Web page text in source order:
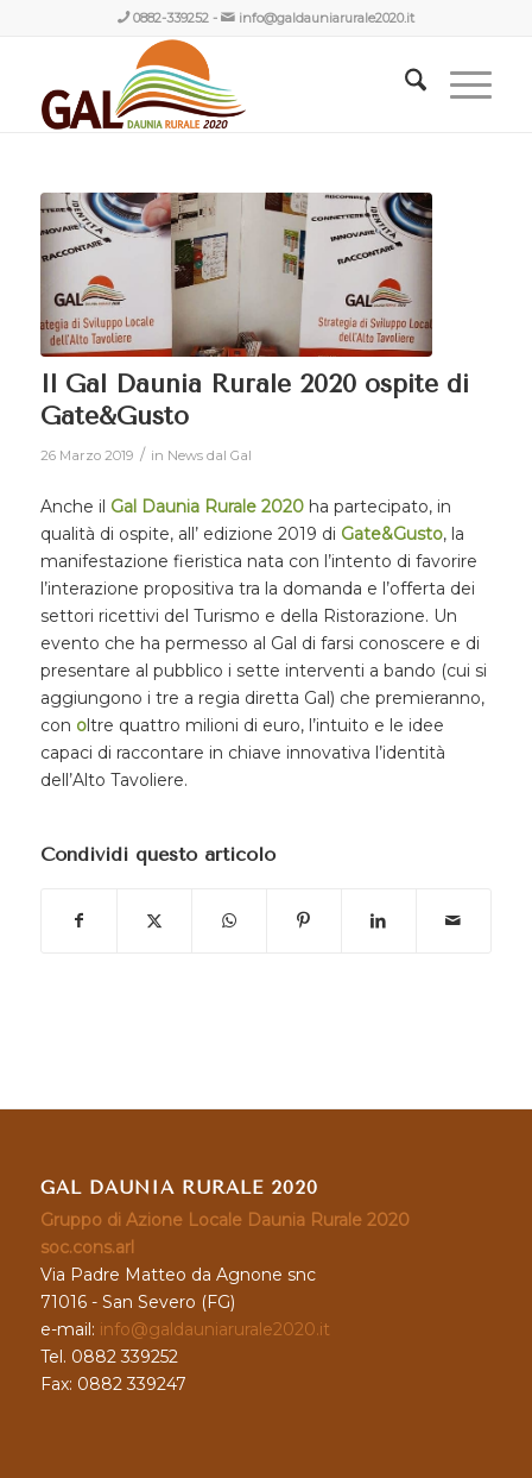
0882-339252- info@galdauniarurale2020.it
Il Gal Daunia Rurale 2020 ospite di
Gate&Gusto
26 Marzo 2019 / in News dal Gal
Anche il Gal Daunia Rurale 2020ha partecipato, in
qualità di ospite, all’ edizione 2019 di Gate&Gusto, la
manifestazione fieristica nata con l’intento di favorire
l’interazione propositiva tra la domanda e l’offerta dei
settori ricettivi del Turismo e della Ristorazione. Un
evento che ha permesso al Gal di farsi conoscere e di
presentare al pubblico i sette interventi a bando (cui si
aggiungono i tre a regia diretta Gal) che premieranno,
con oltre quattro milioni di euro, l’intuito e le idee
capaci di raccontare in chiave innovativa l’identità
dell’Alto Tavoliere.
Condividi questo articolo
GAL DAUNIA RURALE 2020
Gruppo di Azione Locale Daunia Rurale 2020
soc.cons.arl
Via Padre Matteo da Agnone snc
71016 - San Severo (FG)
e-mail: info@galdauniarurale2020.it
Tel. 0882 339252
Fax: 0882 339247